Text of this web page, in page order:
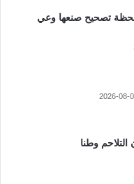
لحظة تصحيح صنعها وعي
2026-08-
وطنا